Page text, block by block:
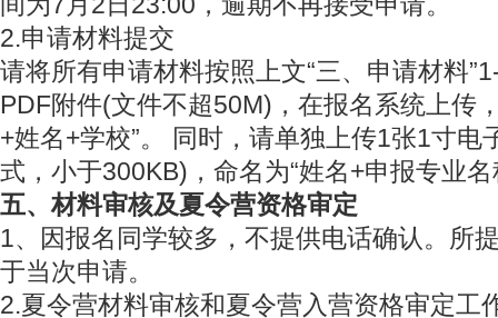
2.申请材料提交
请将所有申请材料按照上文“三、申请材料
PDF附件(文件不超50M)，在报名系统上传
+姓名+学校”。 同时，请单独上传1张1寸电
式，小于300KB)，命名为“姓名+申报专业名
五、材料审核及夏令营资格审定
1、因报名同学较多，不提供电话确认。所
于当次申请。
2.夏令营材料审核和夏令营入营资格审定工